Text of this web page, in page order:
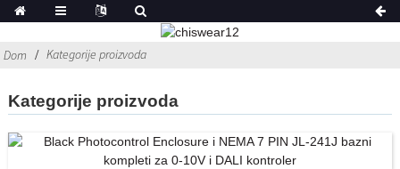
Dom Kategorije proizvoda
Kategorije proizvoda